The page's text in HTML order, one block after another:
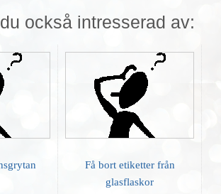
också intresserad av:
Få bort etiketter från
glasflaskor